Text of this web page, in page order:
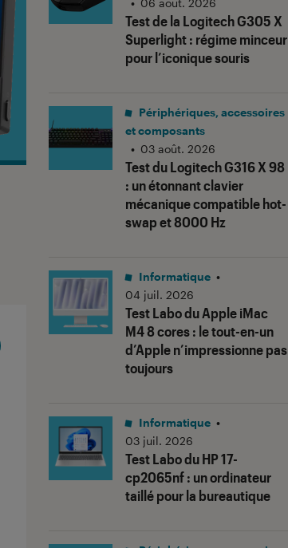
Test de la Logitech G305 X
Superlight : régime minceur
pour l’iconique souris
• 06 août. 2026
Test du Logitech G316 X 98
: un étonnant clavier
mécanique compatible hot-
swap et 8000 Hz
Périphériques, accessoires
et composants
• 03 août. 2026
Test Labo du Apple iMac
M4 8 cores : le tout-en-un
d’Apple n’impressionne pas
toujours
Informatique •
04 juil. 2026
Test Labo du HP 17-
cp2065nf : un ordinateur
taillé pour la bureautique
Informatique •
03 juil. 2026